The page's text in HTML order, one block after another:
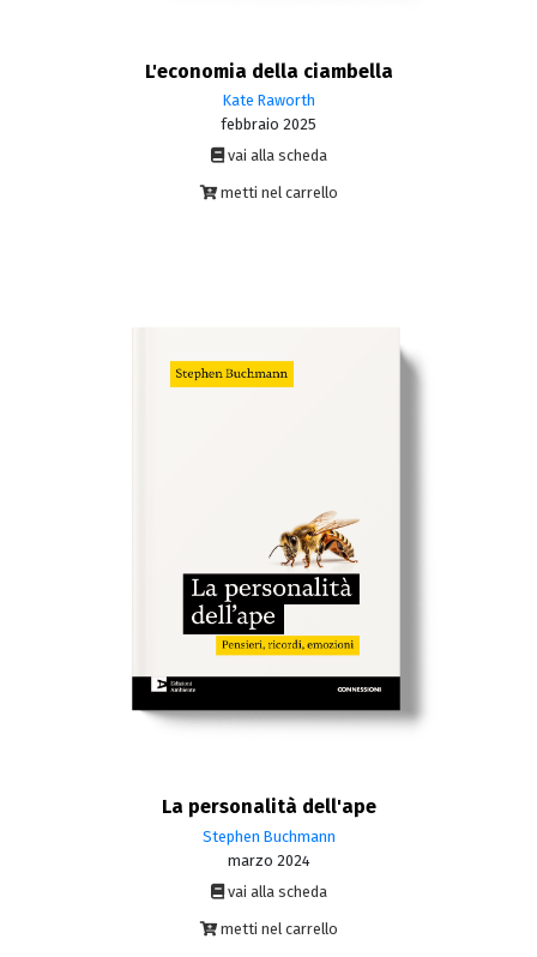
L'economia della ciambella
Kate Raworth
febbraio 2025
vai alla scheda
metti nel carrello
La personalità dell'ape
Stephen Buchmann
marzo 2024
vai alla scheda
metti nel carrello